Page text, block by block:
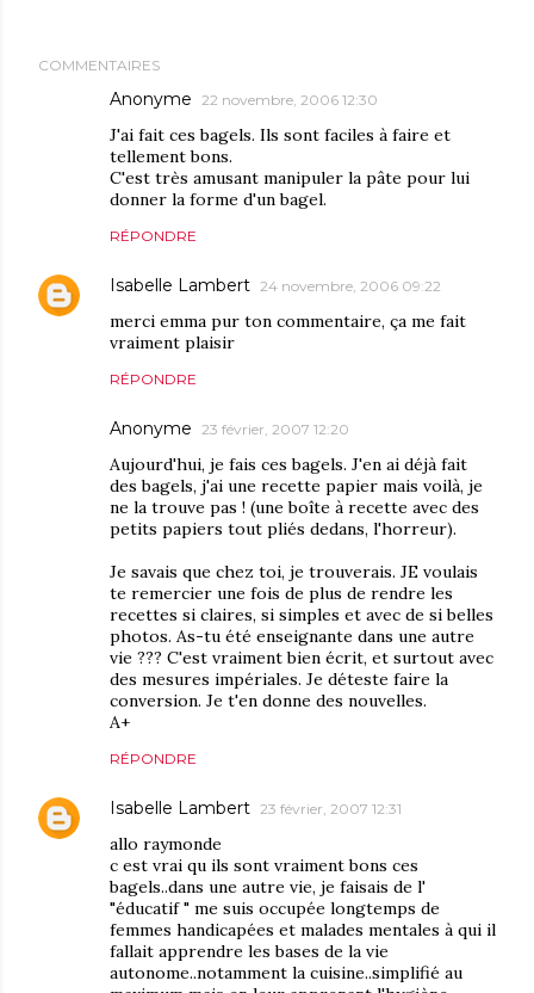
COMMENTAIRES
Anonyme 22 novembre, 2006 12:30
J'ai fait ces bagels. Ils sont faciles à faire et
tellement bons.
C'est très amusant manipuler la pâte pour lui
donner la forme d'un bagel.
RÉPONDRE
Isabelle Lambert 24 novembre, 2006 09:22
merci emma pur ton commentaire, ça me fait
vraiment plaisir
RÉPONDRE
Anonyme 23 février, 2007 12:20
Aujourd'hui, je fais ces bagels. J'en ai déjà fait
des bagels, j'ai une recette papier mais voilà, je
ne la trouve pas ! (une boîte à recette avec des
petits papiers tout pliés dedans, l'horreur).
Je savais que chez toi, je trouverais. JE voulais
te remercier une fois de plus de rendre les
recettes si claires, si simples et avec de si belles
photos. As-tu été enseignante dans une autre
vie ??? C'est vraiment bien écrit, et surtout avec
des mesures impériales. Je déteste faire la
conversion. Je t'en donne des nouvelles.
A+
RÉPONDRE
Isabelle Lambert 23 février, 2007 12:31
allo raymonde
c est vrai qu ils sont vraiment bons ces
bagels..dans une autre vie, je faisais de l'
"éducatif " me suis occupée longtemps de
femmes handicapées et malades mentales à qui il
fallait apprendre les bases de la vie
autonome..notamment la cuisine..simplifié au